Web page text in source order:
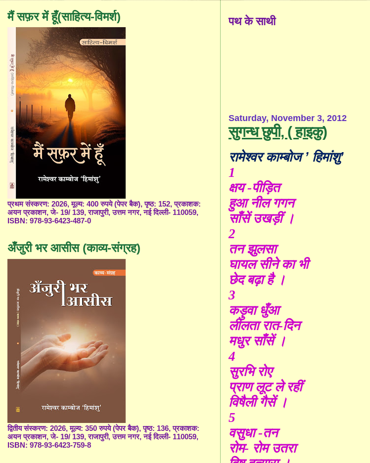
पथ के साथी
Saturday, November 3, 2012
सुगन्ध छुपी, ( हाइकु)
रामेश्वर काम्बोज’हिमांशु’
1
क्षय -पीड़ित
हुआ नील गगन
साँसें उखड़ीं ।
2
तन झुलसा
घायल सीने का भी
छेद बढ़ा है ।
3
कड़ुवा धुँआ
लीलता रात-दिन
मधुर साँसें ।
4
सुरभि रोए
प्राण लूट ले रहीं
विषैली गैसें ।
5
वसुधा -तन
रोम- रोम उतरा
मैं सफ़र में हूँ(साहित्य-विमर्श)
प्रथम संस्करण: 2026, मूल्य: 400 रुपये (पेपर बैक), पृष्ठ: 152, प्रकाशक:
अयन प्रकाशन, जे- 19/ 139, राजापुरी, उत्तम नगर, नई दिल्ली- 110059,
ISBN: 978-93-6423-487-0
अँजुरी भर आसीस (काव्य-संग्रह)
द्वितीय संस्करण: 2026, मूल्य: 350 रुपये (पेपर बैक), पृष्ठ: 136, प्रकाशक:
अयन प्रकाशन, जे- 19/ 139, राजापुरी, उत्तम नगर, नई दिल्ली- 110059,
ISBN: 978-93-6423-759-8